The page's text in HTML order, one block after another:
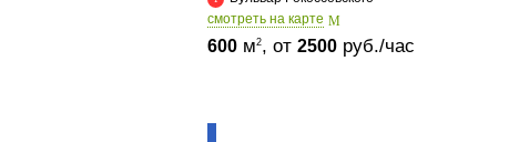
cмотреть на карте
600 м2, от 2500 руб./час